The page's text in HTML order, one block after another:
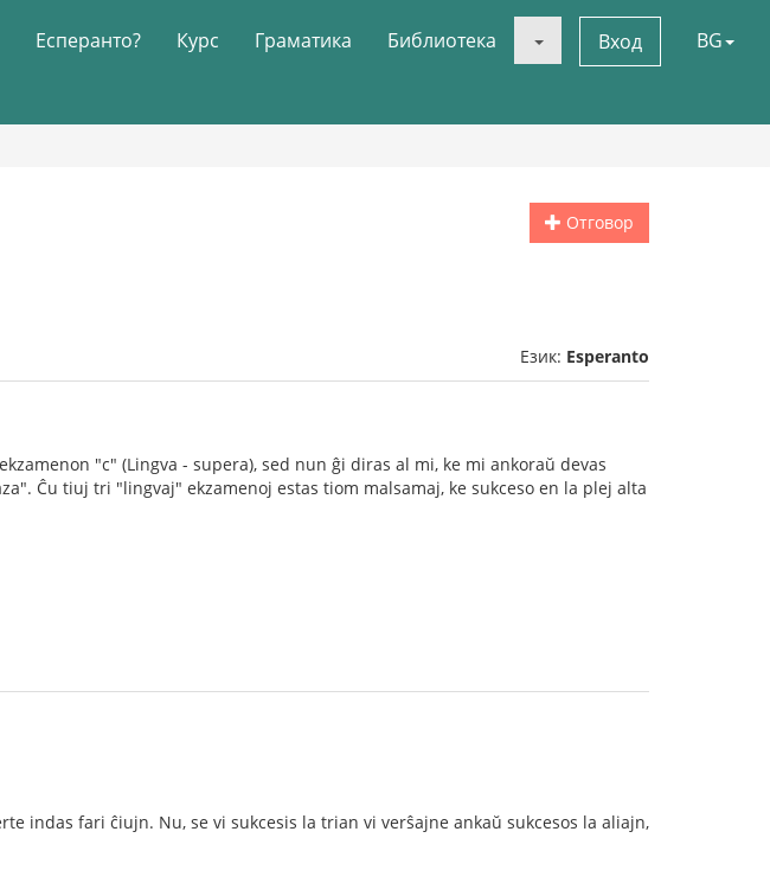
Есперанто? Курс Граматика Библиотека Вход BG
Отговор
Език: Esperanto
"c" (Lingva - supera), sed nun ĝi diras al mi, ke mi ankoraŭ devas
Ĉu tiuj tri "lingvaj" ekzamenoj estas tiom malsamaj, ke sukceso en la plej alta
indas fari ĉiujn. Nu, se vi sukcesis la trian vi verŝajne ankaŭ sukcesos la aliajn,